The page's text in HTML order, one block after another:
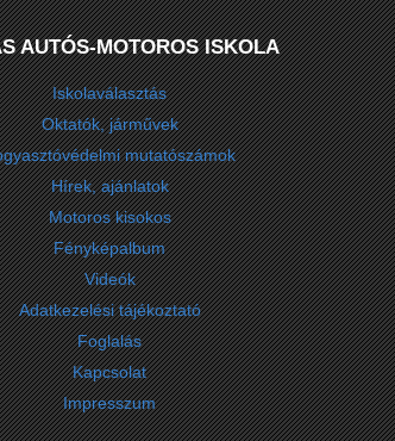
AUTÓS-MOTOROS ISKOLA
Iskolaválasztás
Oktatók, járművek
mutatószámok
Hírek, ajánlatok
Motoros kisokos
Fényképalbum
Videók
Adatkezelési tájékoztató
Foglalás
Kapcsolat
Impresszum